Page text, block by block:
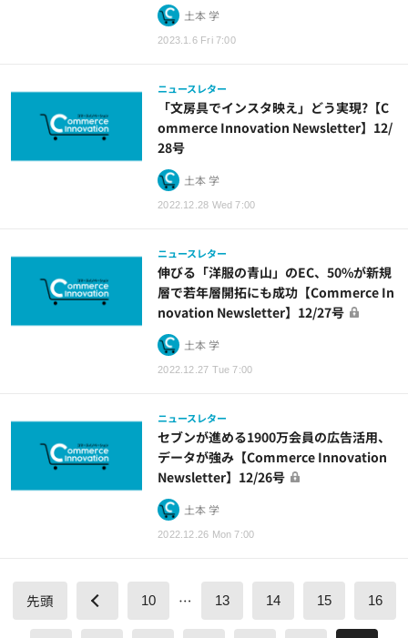
2023.1.6 Fri 7:00
土本 学
ニュースレター
2022.12.28 Wed 7:00
「文房具でインスタ映え」どう実現?【C
ommerce Innovation Newsletter】12/
28号
土本 学
ニュースレター
2022.12.27 Tue 7:00
伸びる「洋服の青山」のEC、50%が新規
層で若年層開拓にも成功【Commerce In
novation Newsletter】12/27号
土本 学
ニュースレター
2022.12.26 Mon 7:00
セブンが進める1900万会員の広告活用、
データが強み【Commerce Innovation
Newsletter】12/26号
土本 学
先頭 10 … 13 14 15 16